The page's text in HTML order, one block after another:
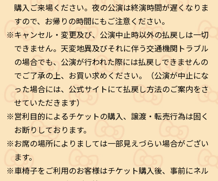
購入ご来場ください。夜の公演は終演時間が遅くなりま
すので、お帰りの時間にもご注意ください。
※キャンセル・変更及び、公演中止時以外の払戻しは一切
できません。天変地異及びそれに伴う交通機関トラブル
の場合でも、公演が行われた際には払戻しできませんの
でご了承の上、お買い求めください。（公演が中止にな
った場合には、公式サイトにて払戻し方法のご案内をさ
せていただきます）
※営利目的によるチケットの購入、譲渡・転売行為は固く
お断りしております。
※お席の場所によりましては一部見えづらい場合がござい
ます。
※車椅子をご利用のお客様はチケット購入後、事前にネル